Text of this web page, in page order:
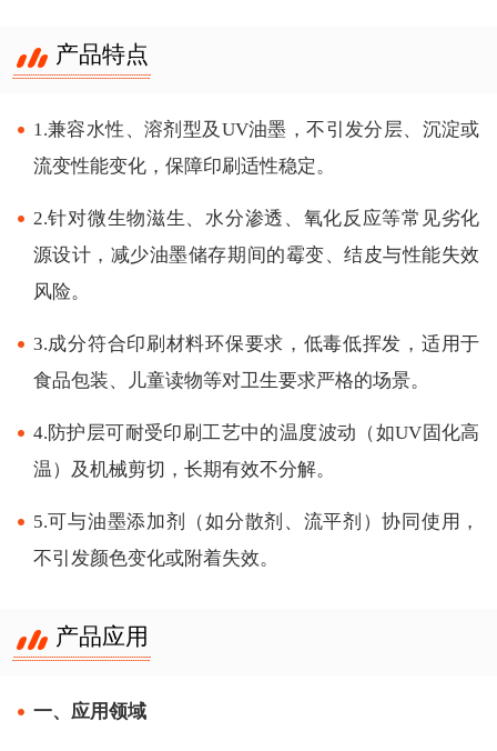
产品特点
1.兼容水性、溶剂型及UV油墨，不引发分层、沉淀或
流变性能变化，保障印刷适性稳定。
2.针对微生物滋生、水分渗透、氧化反应等常见劣化
源设计，减少油墨储存期间的霉变、结皮与性能失效
风险。
3.成分符合印刷材料环保要求，低毒低挥发，适用于
食品包装、儿童读物等对卫生要求严格的场景。
4.防护层可耐受印刷工艺中的温度波动（如UV固化高
温）及机械剪切，长期有效不分解。
5.可与油墨添加剂（如分散剂、流平剂）协同使用，
不引发颜色变化或附着失效。
产品应用
一、应用领域